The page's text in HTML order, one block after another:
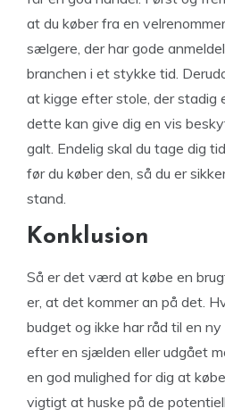
at du køber fra en
sælgere, der har gode
branchen i et stykke tid.
at kigge efter stole, der stadig
dette kan give dig en vis
galt. Endelig skal du tage dig
før du køber den, så du er
stand.
Konklusion
Så er det værd at købe en
er, at det kommer an på det.
budget og ikke har råd til en
efter en sjælden eller udgået
en god mulighed for dig at
vigtigt at huske på de